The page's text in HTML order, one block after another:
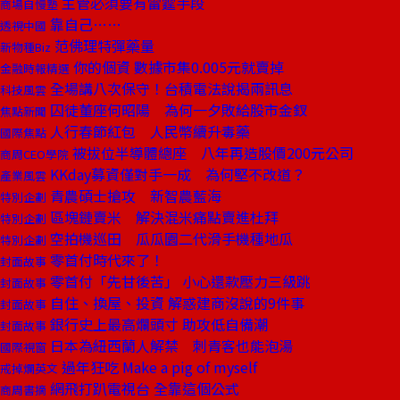
商場自慢塾
透視中國 靠自己……
新物種Biz 范佛理特彈藥量
金融時報精選 你的個資 數據市集0.005元就賣掉
科技風雲 全場講八次保守！台積電法說揭兩訊息
焦點新聞 囚徒董座何昭陽 為何一夕敗給股市金釵
國際焦點 人行春節紅包 人民幣續升毒藥
商周CEO學院 被拔位半導體總座 八年再造股價200元公司
產業風雲 KKday募資僅對手一成 為何堅不改道？
特別企劃 青農碩士搶攻 新智農藍海
特別企劃 區塊鏈賣米 解決混米痛點賣進杜拜
特別企劃 空拍機巡田 瓜瓜園二代滑手機種地瓜
封面故事 零首付時代來了！
封面故事 零首付「先甘後苦」 小心還款壓力三級跳
封面故事 自住、換屋、投資 解惑建商沒說的9件事
封面故事 銀行史上最高爛頭寸 助攻低自備潮
國際視窗 日本為紐西蘭人解禁 刺青客也能泡湯
戒掉爛英文 過年狂吃 Make a pig of myself
商周書摘 網飛打趴電視台 全靠這個公式